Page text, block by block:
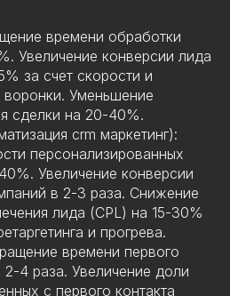
времени обработки
Увеличение конверсии лида
за счет скорости и
воронки. Уменьшение
сделки на 20-40%.
crm маркетинг):
персонализированных
Увеличение конверсии
в 2-3 раза. Снижение
лида (CPL) на 15-30%
и прогрева.
времени первого
2-4 раза. Увеличение доли
с первого контакта